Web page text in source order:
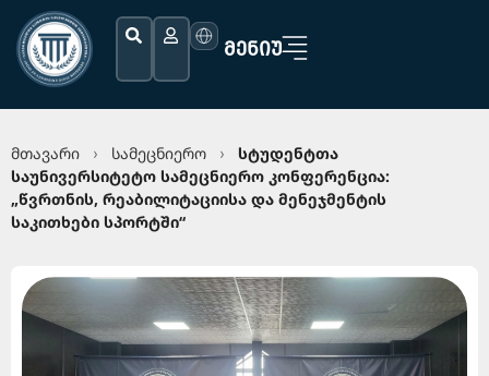
ᲛᲔᲜᲘᲣ
მთავარი › სამეცნიერო ›
სტუდენტთა
საუნივერსიტეტო სამეცნიერო კონფერენცია:
„წვრთნის, რეაბილიტაციისა და მენეჯმენტის
საკითხები სპორტში“